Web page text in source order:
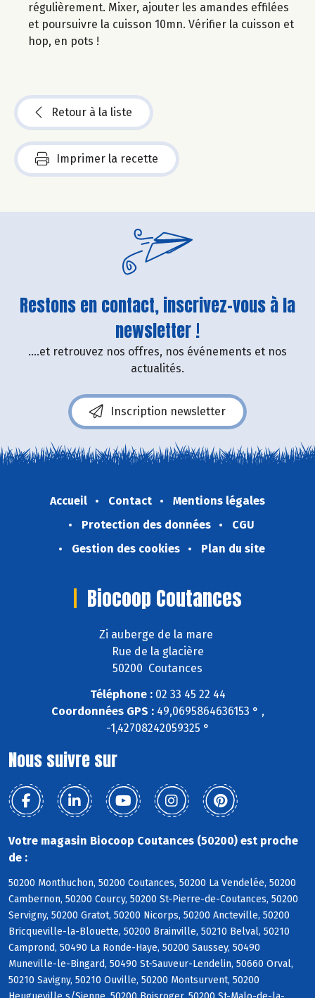
régulièrement. Mixer, ajouter les amandes effilées
et poursuivre la cuisson 10mn. Vérifier la cuisson et
hop, en pots !
Retour à la liste
Imprimer la recette
Restons en contact, inscrivez-vous à la
newsletter !
....et retrouvez nos offres, nos événements et nos
actualités.
Inscription newsletter
Accueil Contact
Mentions légales
Protection des données
CGU
Gestion des cookies
Plan du site
Biocoop Coutances
Zi auberge de la mare
Rue de la glacière
50200 Coutances
Téléphone :02 33 45 22 44
Coordonnées GPS :49,0695864636153 ° ,
-1,42708242059325 °
Nous suivre sur
Votre magasin Biocoop Coutances (50200) est proche
de :
50200 Monthuchon, 50200 Coutances, 50200 La Vendelée, 50200
Cambernon, 50200 Courcy, 50200 St-Pierre-de-Coutances, 50200
Servigny, 50200 Gratot, 50200 Nicorps, 50200 Ancteville, 50200
Bricqueville-la-Blouette, 50200 Brainville, 50210 Belval, 50210
Camprond, 50490 La Ronde-Haye, 50200 Saussey, 50490
Muneville-le-Bingard, 50490 St-Sauveur-Lendelin, 50660 Orval,
50210 Savigny, 50210 Ouville, 50200 Montsurvent, 50200